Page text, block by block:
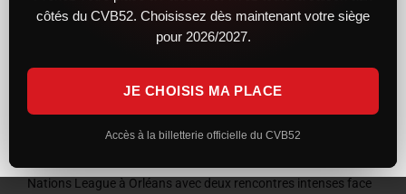
VNL 2026 : les Bleus entre confirmation et
frustration à Orléans
Nations League à Orléans avec deux rencontres intenses face
côtés du CVB52. Choisissez dès maintenant votre siège
pour 2026/2027.
JE CHOISIS MA PLACE
Accès à la billetterie officielle du CVB52